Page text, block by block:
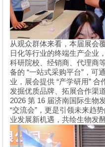
从观众群体来看，本届展会
日化等行业的终端生产企业
科研院校、经销商、代理商
备的 “一站式采购平台”，可
业，展会提供 “产学研用” 合
发掘优质品牌、拓展合作渠
2026 第 16 届济南国际生物
“交流会”，更是引领未来趋势
业发展新机遇，共绘生物发